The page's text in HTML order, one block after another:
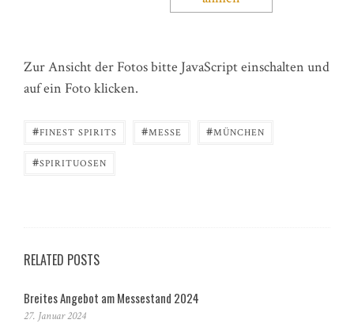
Zur Ansicht der Fotos bitte JavaScript einschalten und
auf ein Foto klicken.
#FINEST SPIRITS #MESSE #MÜNCHEN
#SPIRITUOSEN
RELATED POSTS
Breites Angebot am Messestand 2024
27. Januar 2024